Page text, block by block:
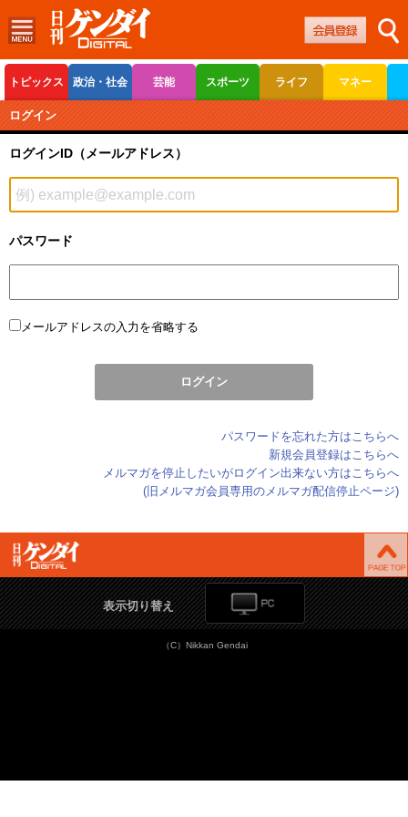
トピックス 政治・社会 芸能 スポーツ ライフ マネー
ボートレース
ログイン
ログインID（メールアドレス）
パスワード
メールアドレスの入力を省略する
パスワードを忘れた方はこちらへ
新規会員登録はこちらへ
メルマガを停止したいがログイン出来ない方はこちらへ
(旧メルマガ会員専用のメルマガ配信停止ページ)
表示切り替え
（C）Nikkan Gendai